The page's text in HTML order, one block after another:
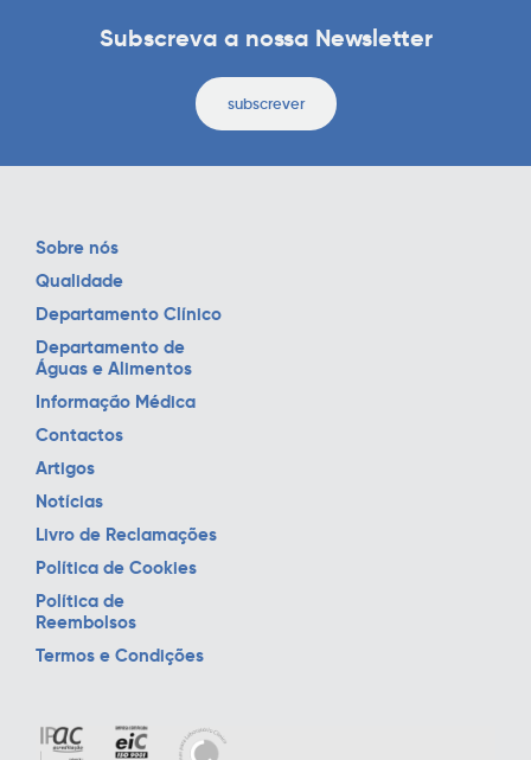
Subscreva a nossa Newsletter
subscrever
Sobre nós
Qualidade
Departamento Clínico
Departamento de
Águas e Alimentos
Informação Médica
Contactos
Artigos
Notícias
Livro de Reclamações
Política de Cookies
Política de
Reembolsos
Termos e Condições